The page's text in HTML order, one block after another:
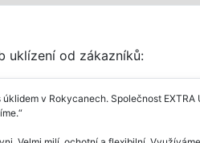
uklízení od zákazníků:
v Rokycanech. Společnost